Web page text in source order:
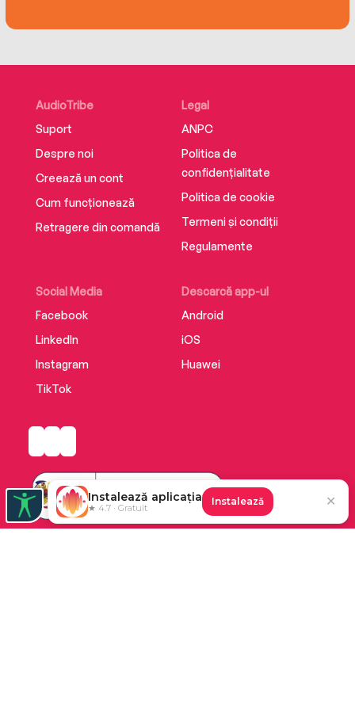
AudioTribe
Suport
Despre noi
Creează un cont
Cum funcționează
Retragere din comandă
Social Media
Facebook
LinkedIn
Instagram
TikTok
Descarcă app-ul
Android
iOS
Huawei
Legal
ANPC
Politica de
confidențialitate
Politica de cookie
Termeni și condiții
Regulamente
Instalează aplicația
★ 4.7 · Gratuit
Instalează ✕